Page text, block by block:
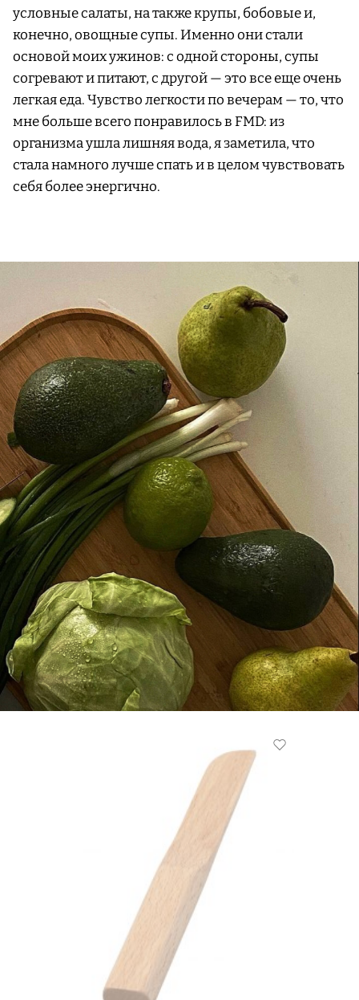
условные салаты, на также крупы, бобовые и,
конечно, овощные супы. Именно они стали
основой моих ужинов: с одной стороны, супы
согревают и питают, с другой — это все еще очень
легкая еда. Чувство легкости по вечерам — то, что
мне больше всего понравилось в FMD: из
организма ушла лишняя вода, я заметила, что
стала намного лучше спать и в целом чувствовать
себя более энергично.